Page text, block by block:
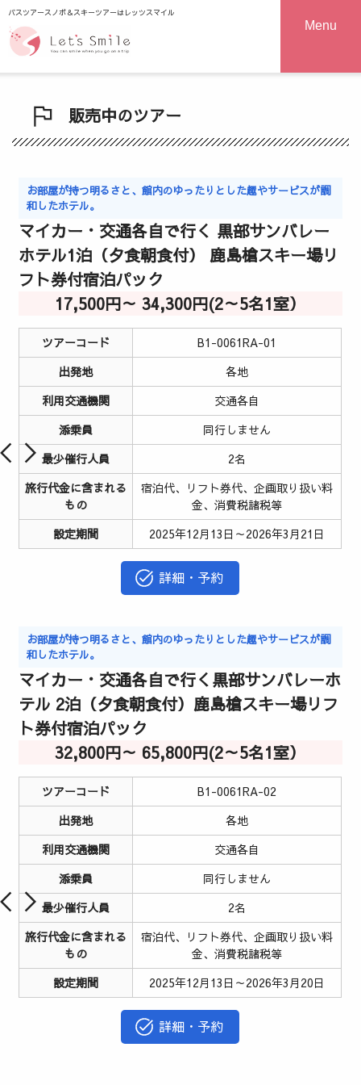
Menu
バスツアースノボ＆スキーツアーはレッツスマイル
販売中のツアー
お部屋が持つ明るさと、館内のゆったりとした趣やサービスが調
和したホテル。
マイカー・交通各自で行く 黒部サンバレー
ホテル1泊（夕食朝食付） 鹿島槍スキー場リ
フト券付宿泊パック
17,500円～ 34,300円(2～5名1室）
ツアーコード
B1-0061RA-01
出発地
各地
利用交通機関
交通各自
添乗員
同行しません
最少催行人員
2名
旅行代金に含まれる
もの
宿泊代、リフト券代、企画取り扱い料
金、消費税諸税等
設定期間
2025年12月13日～2026年3月21日
詳細・予約
お部屋が持つ明るさと、館内のゆったりとした趣やサービスが調
和したホテル。
マイカー・交通各自で行く黒部サンバレーホ
テル 2泊（夕食朝食付）鹿島槍スキー場リフ
ト券付宿泊パック
32,800円～ 65,800円(2～5名1室）
ツアーコード
B1-0061RA-02
出発地
各地
利用交通機関
交通各自
添乗員
同行しません
最少催行人員
2名
旅行代金に含まれる
もの
宿泊代、リフト券代、企画取り扱い料
金、消費税諸税等
設定期間
2025年12月13日～2026年3月20日
詳細・予約